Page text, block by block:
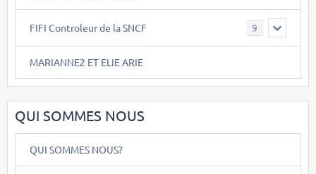
FIFI Controleur de la SNCF 9
MARIANNE2 ET ELIE ARIE
QUI SOMMES NOUS
QUI SOMMES NOUS?